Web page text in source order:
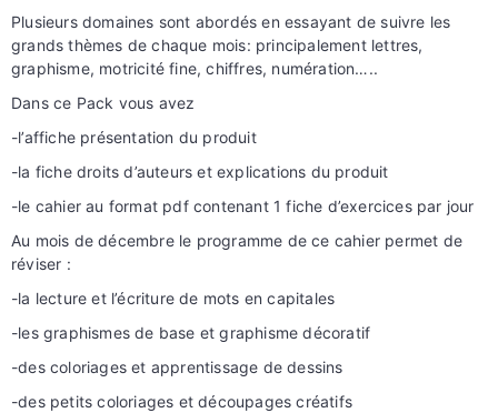
Plusieurs domaines sont abordés en essayant de suivre les
grands thèmes de chaque mois: principalement lettres,
graphisme, motricité fine, chiffres, numération…..
Dans ce Pack vous avez
-l’affiche présentation du produit
-la fiche droits d’auteurs et explications du produit
-le cahier au format pdf contenant 1 fiche d’exercices par jour
Au mois de décembre le programme de ce cahier permet de
réviser :
-la lecture et l’écriture de mots en capitales
-les graphismes de base et graphisme décoratif
-des coloriages et apprentissage de dessins
-des petits coloriages et découpages créatifs